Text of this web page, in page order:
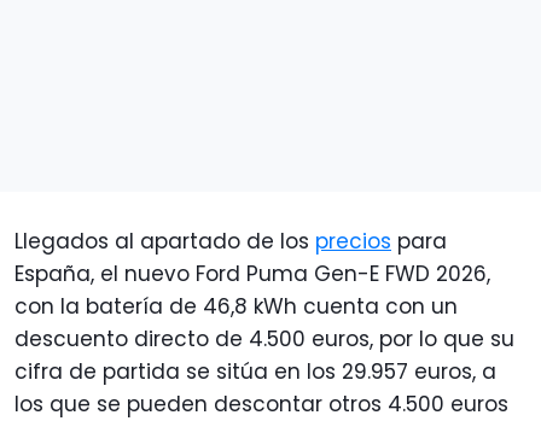
Llegados al apartado de los precios para
España, el nuevo Ford Puma Gen-E FWD 2026,
con la batería de 46,8 kWh cuenta con un
descuento directo de 4.500 euros, por lo que su
cifra de partida se sitúa en los 29.957 euros, a
los que se pueden descontar otros 4.500 euros